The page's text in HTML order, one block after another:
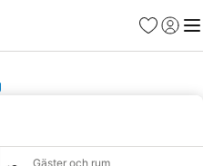
Favoriter
Logga
Gäster och rum